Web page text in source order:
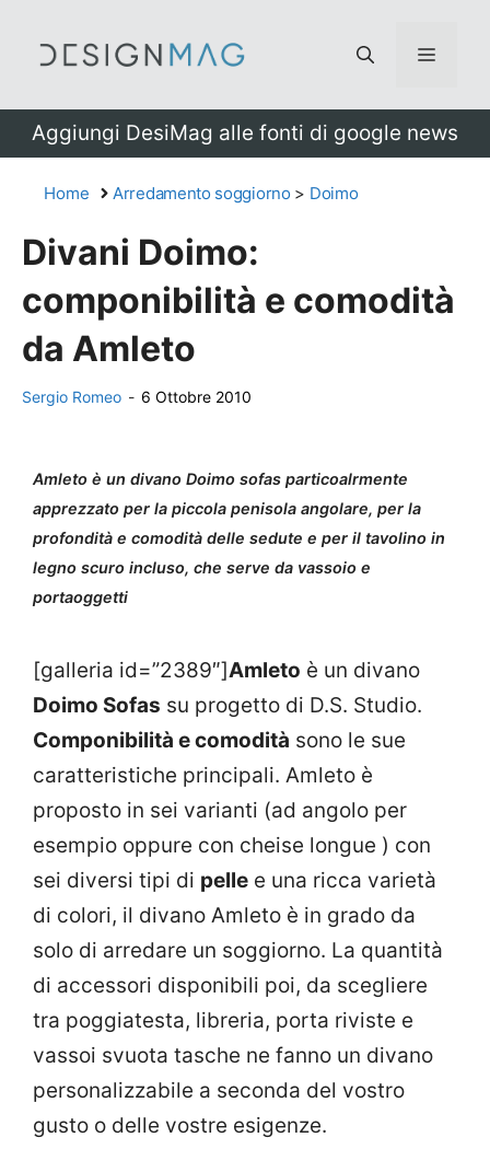
Menu
Aggiungi DesiMag alle fonti di google news
Home Arredamento soggiorno > Doimo
Divani Doimo:
componibilità e comodità
da Amleto
Sergio Romeo - 6 Ottobre 2010
Amleto è un divano Doimo sofas particoalrmente
apprezzato per la piccola penisola angolare, per la
profondità e comodità delle sedute e per il tavolino in
legno scuro incluso, che serve da vassoio e
portaoggetti
[galleria id=”2389″]Amleto è un divano
Doimo Sofas su progetto di D.S. Studio.
Componibilità e comodità sono le sue
caratteristiche principali. Amleto è
proposto in sei varianti (ad angolo per
esempio oppure con cheise longue ) con
sei diversi tipi di pelle e una ricca varietà
di colori, il divano Amleto è in grado da
solo di arredare un soggiorno. La quantità
di accessori disponibili poi, da scegliere
tra poggiatesta, libreria, porta riviste e
vassoi svuota tasche ne fanno un divano
personalizzabile a seconda del vostro
gusto o delle vostre esigenze.